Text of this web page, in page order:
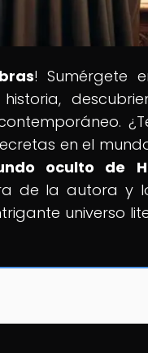
! Sumérgete
en el
oculto de
de la autora y
universo